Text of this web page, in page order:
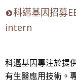
科邁基因招募
intern
科邁基因專注於提
有生醫應用技術。